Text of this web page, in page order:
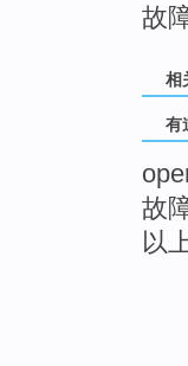
故
相
有
故
以